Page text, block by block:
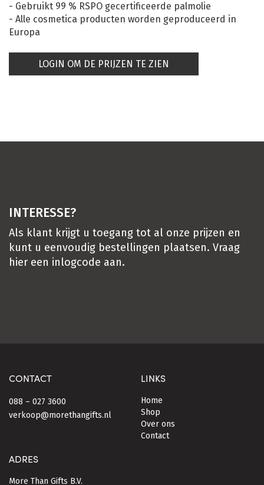
- Gebruikt 99 % RSPO gecertificeerde palmolie
- Alle cosmetica producten worden geproduceerd in
Europa
LOGIN OM DE PRIJZEN TE ZIEN
INTERESSE?
Als klant krijgt u toegang tot al onze prijzen en
kunt u eenvoudig bestellingen plaatsen. Vraag
hier een inlogcode aan.
ADRES
More Than Gifts B.V.
CONTACT
088 – 027 3600
verkoop@morethangifts.nl
LINKS
Home
Shop
Over ons
Contact